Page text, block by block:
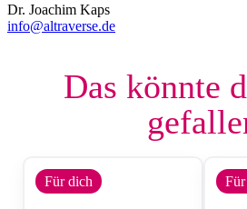
Dr. Joachim Kaps
info@altraverse.de
Das könnte
Für dich